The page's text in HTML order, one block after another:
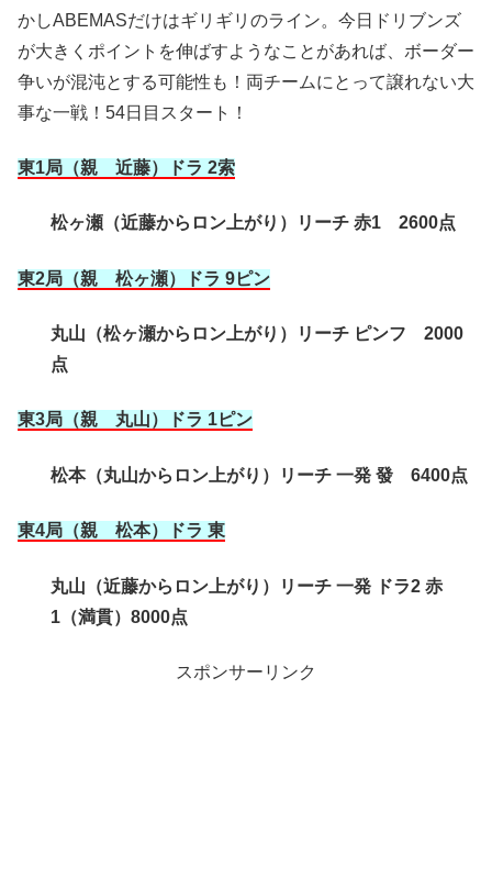
かしABEMASだけはギリギリのライン。今日ドリブンズ
が大きくポイントを伸ばすようなことがあれば、ボーダー
争いが混沌とする可能性も！両チームにとって譲れない大
事な一戦！54日目スタート！
東1局（親 近藤）ドラ 2索
松ヶ瀬（近藤からロン上がり）リーチ 赤1 2600点
東2局（親 松ヶ瀬）ドラ 9ピン
丸山（松ヶ瀬からロン上がり）リーチ ピンフ 2000
点
東3局（親 丸山）ドラ 1ピン
松本（丸山からロン上がり）リーチ 一発 發 6400点
東4局（親 松本）ドラ 東
丸山（近藤からロン上がり）リーチ 一発 ドラ2 赤
1（満貫）8000点
スポンサーリンク